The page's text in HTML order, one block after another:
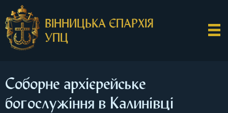
ВІННИЦЬКА ЄПАРХІЯ
УПЦ
Соборне архієрейське
богослужіння в Калинівці